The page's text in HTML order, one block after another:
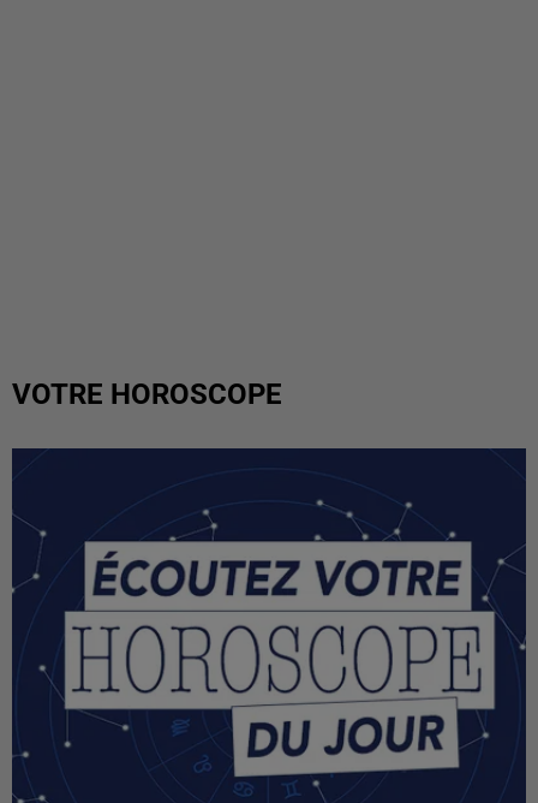
VOTRE HOROSCOPE